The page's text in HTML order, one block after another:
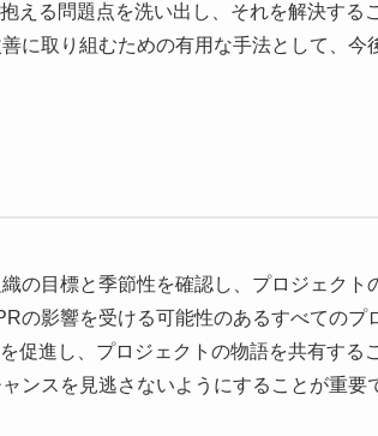
える問題点を洗い出し、それを解決する
に取り組むための有用な手法として、今
の目標と季節性を確認し、プロジェクト
の影響を受ける可能性のあるすべてのプ
促進し、プロジェクトの物語を共有する
ンスを見逃さないようにすることが重要